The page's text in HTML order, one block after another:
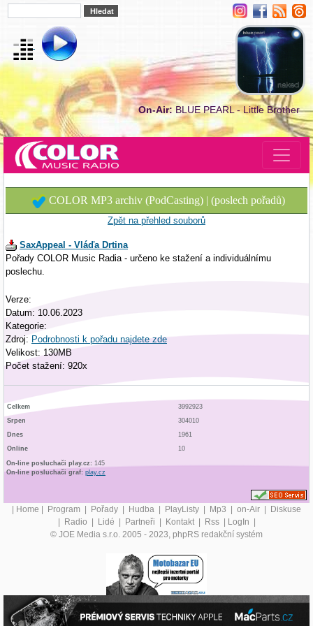
On-Air:BLUE PEARL - Little Brother
COLOR MP3 archiv (PodCasting) | (poslech pořadů)
Zpět na přehled souborů
SaxAppeal - Vláďa Drtina
Pořady COLOR Music Radia - určeno ke stažení a individuálnímu
poslechu.
Verze:
Datum: 10.06.2023
Kategorie:
Zdroj: Podrobnosti k pořadu najdete zde
Velikost: 130MB
Počet stažení: 920x
Celkem
3992923
Srpen
304010
Dnes
1961
Online
10
On-line posluchači play.cz: 145
On-line posluchači graf: play.cz
| Home | Program | Pořady | Hudba | PlayListy | Mp3 | on-Air | Diskuse
| Radio | Lidé | Partneři | Kontakt | Rss | LogIn |
© JOE Media s.r.o. 2005 - 2023, phpRS redakční systém